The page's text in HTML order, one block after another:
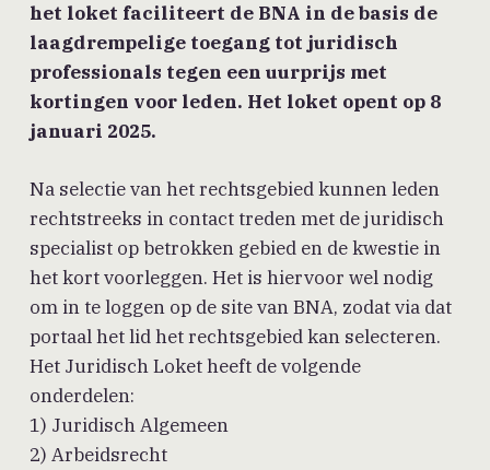
het loket faciliteert de BNA in de basis de
laagdrempelige toegang tot juridisch
professionals tegen een uurprijs met
kortingen voor leden. Het loket opent op 8
januari 2025.
Na selectie van het rechtsgebied kunnen leden
rechtstreeks in contact treden met de juridisch
specialist op betrokken gebied en de kwestie in
het kort voorleggen. Het is hiervoor wel nodig
om in te loggen op de site van BNA, zodat via dat
portaal het lid het rechtsgebied kan selecteren.
Het Juridisch Loket heeft de volgende
onderdelen:
1) Juridisch Algemeen
2) Arbeidsrecht